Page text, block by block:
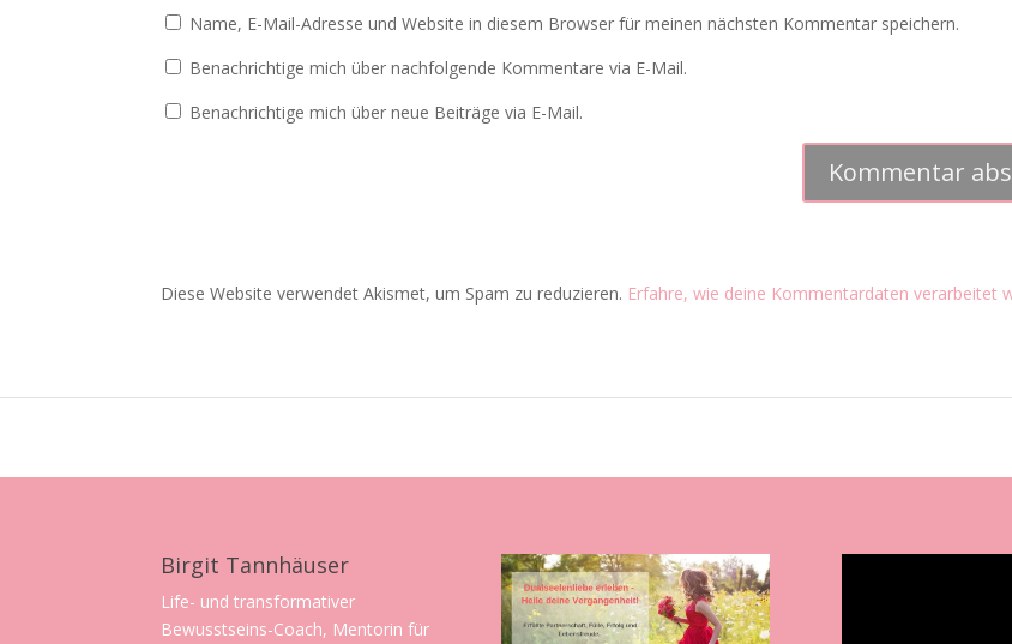
Name, E-Mail-Adresse und Website in diesem Browser für meinen nächsten Kommentar speichern.
Benachrichtige mich über nachfolgende Kommentare via E-Mail.
Benachrichtige mich über neue Beiträge via E-Mail.
Diese Website verwendet Akismet, um Spam zu reduzieren. Erfahre, wie deine Kommentardaten verarbeitet
Birgit Tannhäuser
Life- und transformativer
Bewusstseins-Coach, Mentorin für